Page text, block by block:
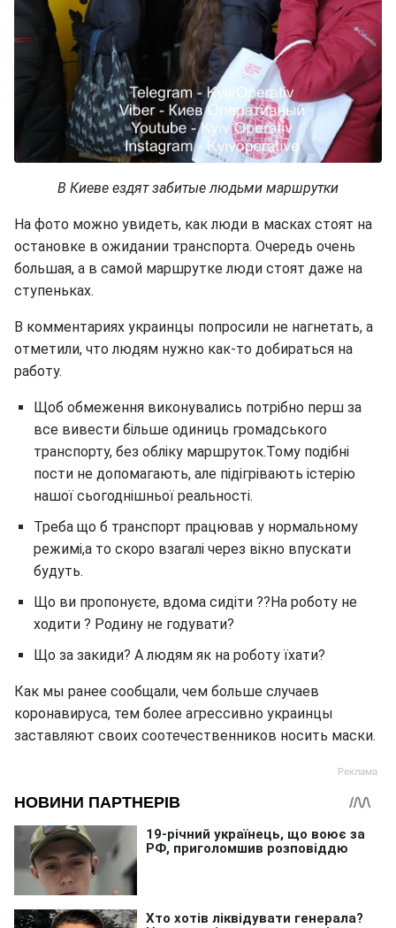
В Киеве ездят забитые людьми маршрутки
На фото можно увидеть, как люди в масках стоят на
остановке в ожидании транспорта. Очередь очень
большая, а в самой маршрутке люди стоят даже на
ступеньках.
В комментариях украинцы попросили не нагнетать, а
отметили, что людям нужно как-то добираться на
работу.
Щоб обмеження виконувались потрібно перш за
все вивести більше одиниць громадського
транспорту, без обліку маршруток.Тому подібні
пости не допомагають, але підігрівають істерію
нашої сьогоднішньої реальності.
Треба що б транспорт працював у нормальному
режимі,а то скоро взагалі через вікно впускати
будуть.
Що ви пропонуєте, вдома сидіти ??На роботу не
ходити ? Родину не годувати?
Що за закиди? А людям як на роботу їхати?
Как мы ранее сообщали, чем больше случаев
коронавируса, тем более агрессивно украинцы
заставляют своих соотечественников носить маски.